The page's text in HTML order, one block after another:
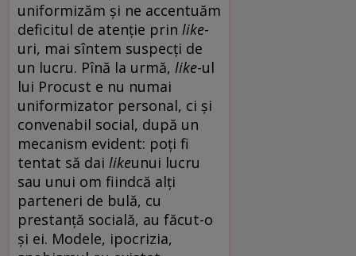
uniformizăm și ne accentuăm
deficitul de atenție prin like-
uri, mai sîntem suspecți de
un lucru. Pînă la urmă, like-ul
lui Procust e nu numai
uniformizator personal, ci și
convenabil social, după un
mecanism evident: poți fi
tentat să dai likeunui lucru
sau unui om fiindcă alți
parteneri de bulă, cu
prestanță socială, au făcut-o
și ei. Modele, ipocrizia,